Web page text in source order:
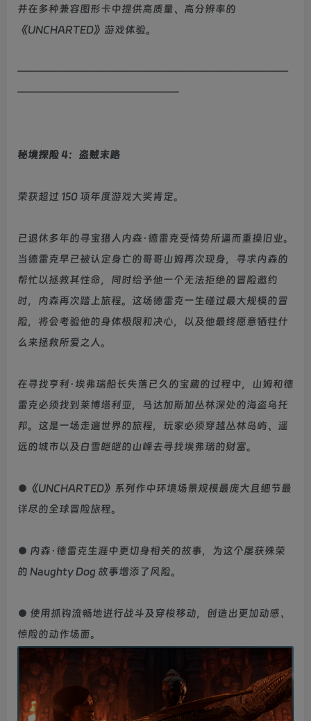
并在多种兼容图形卡中提供高质量、高分辨率的
《UNCHARTED》游戏体验。
——————————————————————————
———————————————–
秘境探险 4：盗贼末路
荣获超过 150 项年度游戏大奖肯定。
已退休多年的寻宝猎人内森·德雷克受情势所逼而重操旧业。
当德雷克早已被认定身亡的哥哥山姆再次现身，寻求内森的
帮忙以拯救其性命，同时给予他一个无法拒绝的冒险邀约
时，内森再次踏上旅程。这场德雷克一生碰过最大规模的冒
险，将会考验他的身体极限和决心，以及他最终愿意牺牲什
么来拯救所爱之人。
在寻找亨利·埃弗瑞船长失落已久的宝藏的过程中，山姆和德
雷克必须找到莱博塔利亚，马达加斯加丛林深处的海盗乌托
邦。这是一场走遍世界的旅程，玩家必须穿越丛林岛屿、遥
远的城市以及白雪皑皑的山峰去寻找埃弗瑞的财富。
●《UNCHARTED》系列作中环境场景规模最庞大且细节最
详尽的全球冒险旅程。
● 内森·德雷克生涯中更切身相关的故事，为这个屡获殊荣
的 Naughty Dog 故事增添了风险。
● 使用抓钩流畅地进行战斗及穿梭移动，创造出更加动感、
惊险的动作场面。